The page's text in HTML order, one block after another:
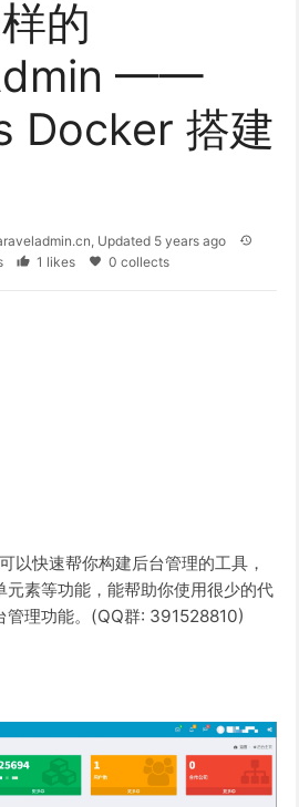
的
——
Docker 搭建
, Updated 5 years ago
1 likes 0 collects
以快速帮你构建后台管理的工具，
元素等功能，能帮助你使用很少的代
管理功能。(QQ群: 391528810)